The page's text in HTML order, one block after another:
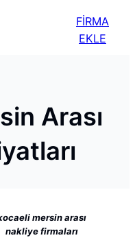
FİRMA
EKLE
Arası
mersin arası
nakliye firmaları